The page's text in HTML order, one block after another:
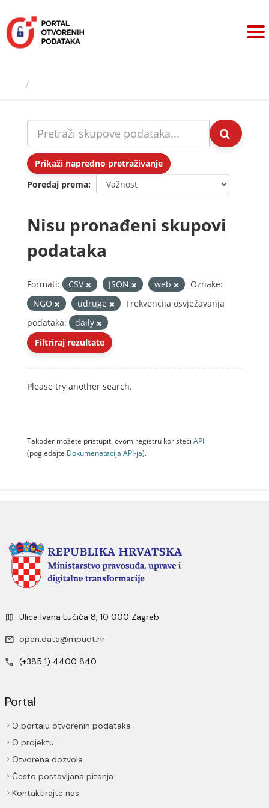
sadržaj
Prikaži napredno pretraživanje
Poredaj prema
Nisu pronađeni skupovi
podataka
Formati: CSV JSON web
Oznake:
NGO
udruge
Frekvencija osvježavanja
podataka:
daily
Filtriraj rezultate
Please try another search.
Također možete pristupiti ovom registru koristeći API
(pogledajte Dokumenаtаcijа API-jа).